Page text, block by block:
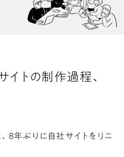
イトの制作過程、
8年ぶりに自社サイトをリニ